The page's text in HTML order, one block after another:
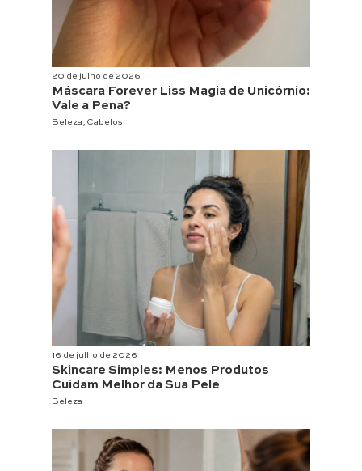
20 de julho de 2026
Máscara Forever Liss Magia de Unicórnio:
Vale a Pena?
Beleza , Cabelos
16 de julho de 2026
Skincare Simples: Menos Produtos
Cuidam Melhor da Sua Pele
Beleza